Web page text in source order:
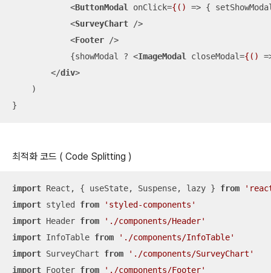
<ButtonModal onClick={() => {
<SurveyChart />
<Footer />
            {showModal ?
<ImageModal closeModal={()
</div>
    )
}
최적화 코드 ( Code Splitting )
import React, { useState, Suspense, lazy } from
import styled from
'styled-components'
import Header from
'./components/Header'
import InfoTable from
'./components/InfoTable'
import SurveyChart from
'./components/SurveyChart'
import Footer from './components/Footer'